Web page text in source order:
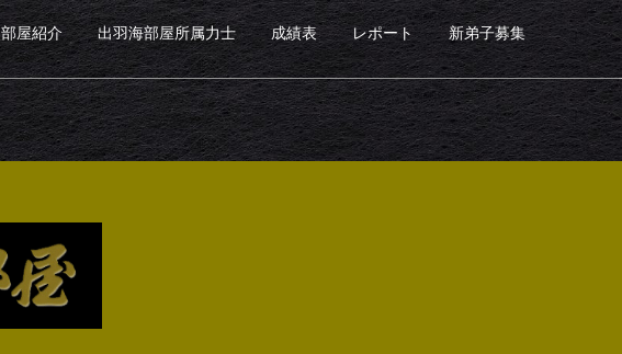
部屋紹介 出羽海部屋所属力士 成績表 レポート 新弟子募集